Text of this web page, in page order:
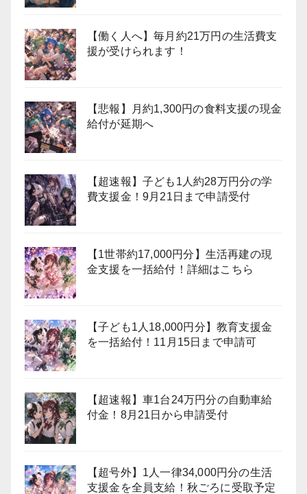
【働く人へ】毎月約21万円の生活費支
援が受けられます！
【悲報】月約1,300円の食料支援の現金
給付が延期へ
【超速報】子ども1人約28万円分の学
費支援金！9月21日まで申請受付
【1世帯約17,000円分】生活再建の現
金支援を一括給付！詳細はこちら
【子ども1人18,000円分】教育支援金
を一括給付！11月15日まで申請可
【超速報】車1台24万円分の自動車給
付金！8月21日から申請受付
【超号外】1人一律34,000円分の生活
支援金を全員支給！秋ごろに受取予定